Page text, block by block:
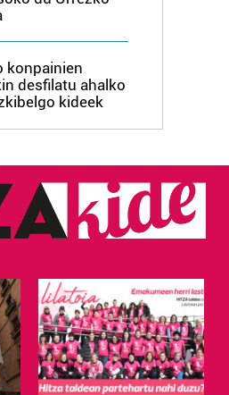
konpainien
desfilatu ahalko
kideek